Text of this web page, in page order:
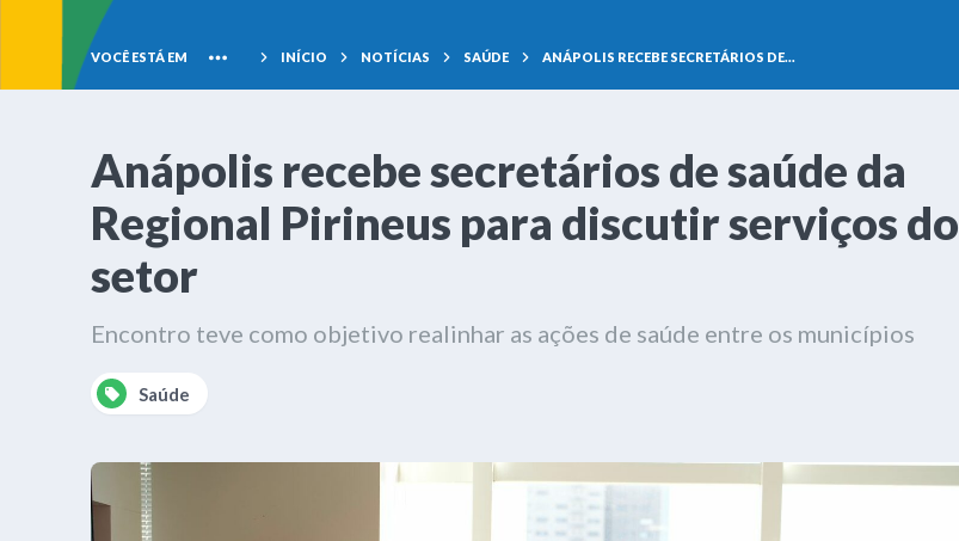
VOCÊ ESTÁ EM INÍCIO NOTÍCIAS SAÚDE ANÁPOLIS RECEBE SECRETÁRIOS DE...
Anápolis recebe secretários de saúde da
Regional Pirineus para discutir serviços do
setor
Encontro teve como objetivo realinhar as ações de saúde entre os municípios
Saúde